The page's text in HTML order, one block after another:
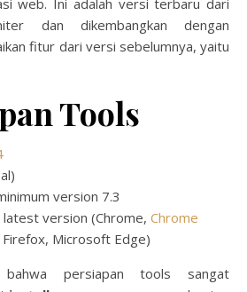
web. Ini adalah versi terbaru dari
dan dikembangkan dengan
fitur dari versi sebelumnya, yaitu
Tools
version 7.3
version (Chrome, Chrome
Firefox, Microsoft Edge)
bahwa persiapan tools sangat